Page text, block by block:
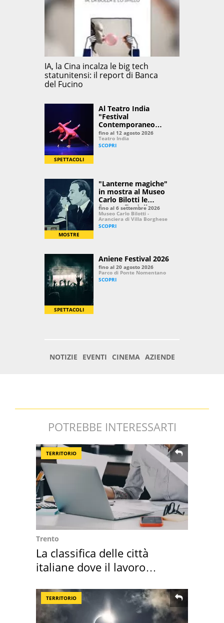
POTREBBE INTERESSARTI
TERRITORIO
Trento
La classifica delle città
italiane dove il lavoro
TERRITORIO